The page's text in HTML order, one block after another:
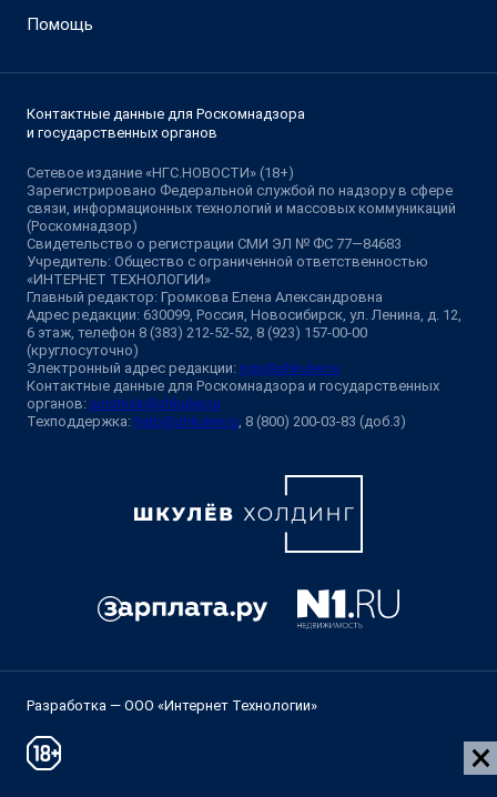
Помощь
Контактные данные для Роскомнадзора
и государственных органов
Сетевое издание «НГС.НОВОСТИ» (18+)
Зарегистрировано Федеральной службой по надзору в сфере
связи, информационных технологий и массовых коммуникаций
(Роскомнадзор)
Свидетельство о регистрации СМИ ЭЛ № ФС 77—84683
Учредитель: Общество с ограниченной ответственностью
«ИНТЕРНЕТ ТЕХНОЛОГИИ»
Главный редактор: Громкова Елена Александровна
Адрес редакции: 630099, Россия, Новосибирск, ул. Ленина, д. 12,
6 этаж, телефон 8 (383) 212-52-52, 8 (923) 157-00-00
(круглосуточно)
Электронный адрес редакции: ngs@shkulev.ru
Контактные данные для Роскомнадзора и государственных
органов: juristnsk@shkulev.ru
Техподдержка: help@shkulev.ru , 8 (800) 200-03-83 (доб.3)
Разработка — ООО «Интернет Технологии»